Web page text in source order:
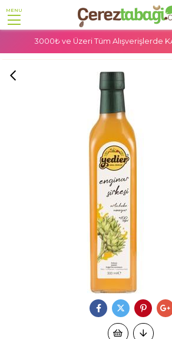
MENU
3000₺ ve Üzeri Tüm Alışverişlerde
Sirkeler Yedier